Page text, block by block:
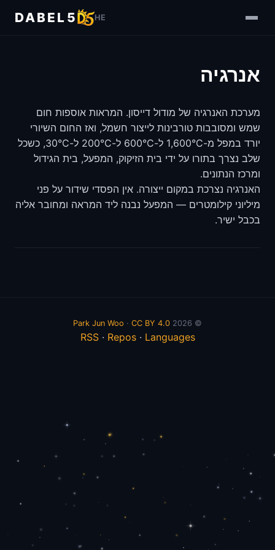
DABEL5 HE
אנרגיה
מערכת האנרגיה של מודול דייסון. המראות אוספות חום
שמש ומסובבות טורבינות לייצור חשמל, ואז החום השיורי
יורד במפל מ-1,600°C ל-600°C ל-200°C ל-30°C, כשכל
שלב נצרך בתורו על ידי בית הזיקוק, המפעל, בית הגידול
ומרכז הנתונים.
האנרגיה נצרכת במקום ייצורה. אין הפסדי שידור על פני
מיליוני קילומטרים — המפעל נבנה ליד המראה ומחובר אליה
בכבל ישיר.
© 2026
Park Jun Woo · CC BY 4.0
RSS· Repos· Languages